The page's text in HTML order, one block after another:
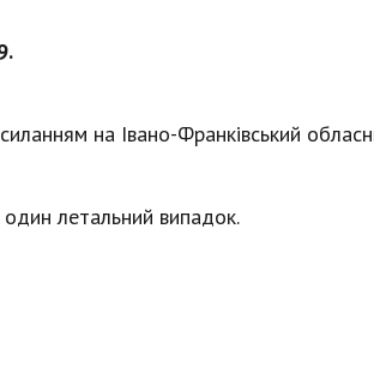
на Івано-Франківський
летальний випадок.